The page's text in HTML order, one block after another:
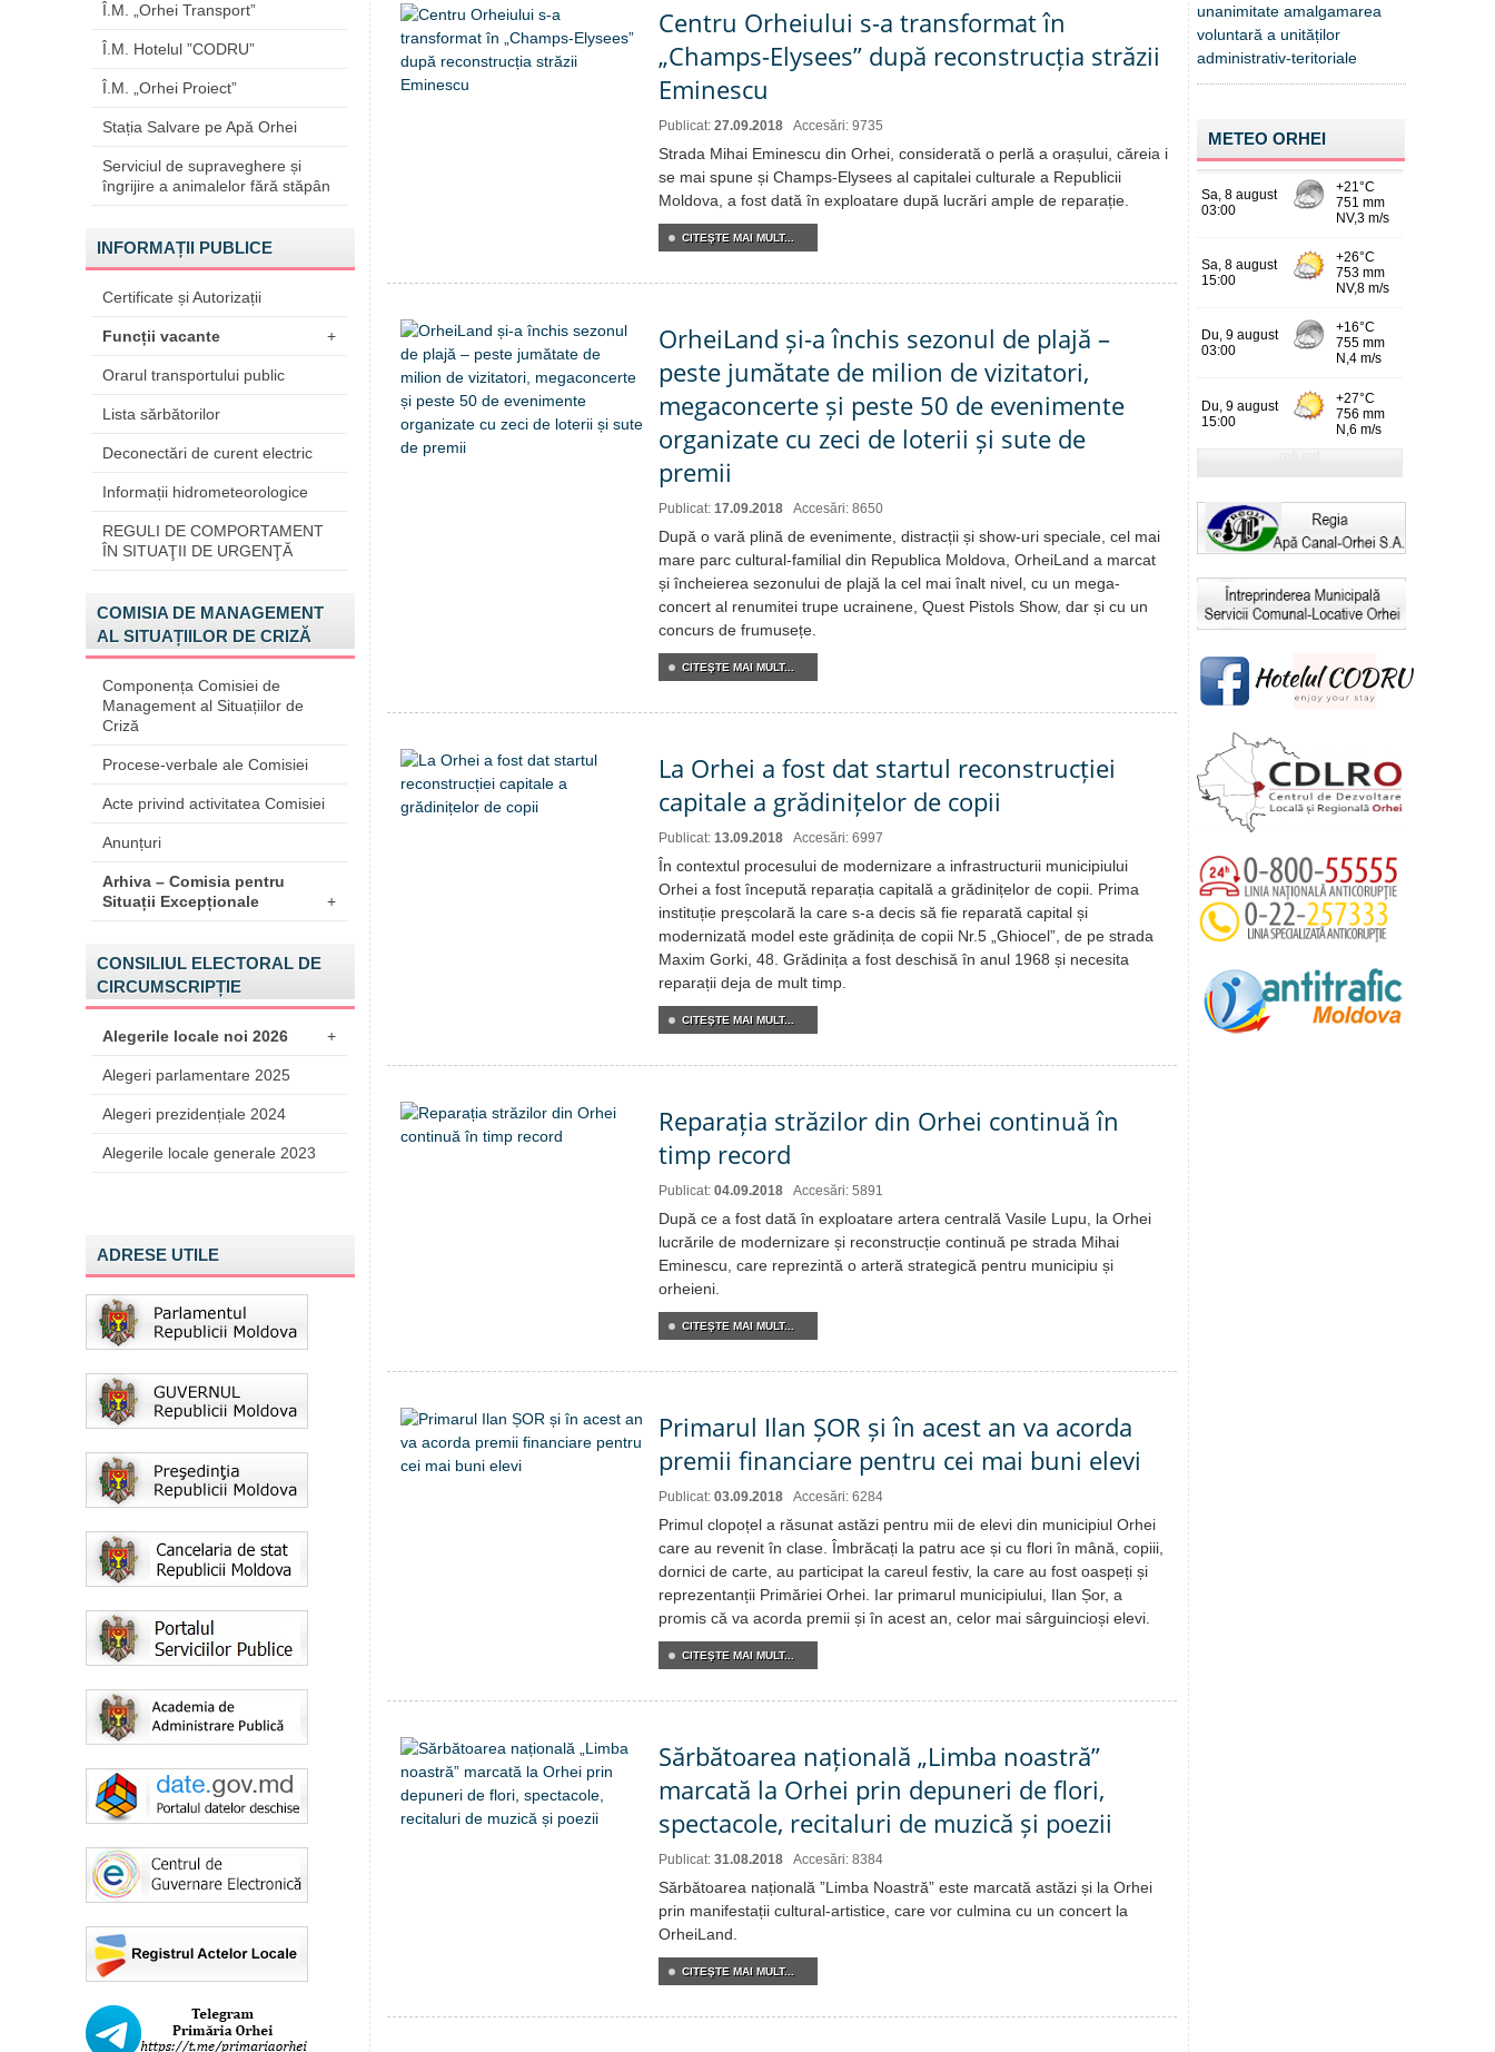
Î.M. „Orhei Transport”
Î.M. Hotelul ”CODRU”
Î.M. „Orhei Proiect”
Stația Salvare pe Apă Orhei
Serviciul de supraveghere și
îngrijire a animalelor fără stăpân
INFORMAȚII PUBLICE
Certificate și Autorizații
Funcții vacante +
Orarul transportului public
Lista sărbătorilor
Deconectări de curent electric
Informații hidrometeorologice
REGULI DE COMPORTAMENT
ÎN SITUAŢII DE URGENŢĂ
COMISIA DE MANAGEMENT
AL SITUAȚIILOR DE CRIZĂ
Componența Comisiei de
Management al Situațiilor de
Criză
Procese-verbale ale Comisiei
Acte privind activitatea Comisiei
Anunțuri
Arhiva – Comisia pentru
Situații Excepționale
+
CONSILIUL ELECTORAL DE
CIRCUMSCRIPȚIE
Alegerile locale noi 2026 +
Alegeri parlamentare 2025
Alegeri prezidențiale 2024
Alegerile locale generale 2023
ADRESE UTILE
Centru Orheiului s-a transformat în
„Champs-Elysees” după reconstrucția străzii
Eminescu
Publicat: 27.09.2018 Accesări: 9735
Strada Mihai Eminescu din Orhei, considerată o perlă a orașului, căreia i
se mai spune și Champs-Elysees al capitalei culturale a Republicii
Moldova, a fost dată în exploatare după lucrări ample de reparație.
CITEŞTE MAI MULT...
OrheiLand și-a închis sezonul de plajă –
peste jumătate de milion de vizitatori,
megaconcerte și peste 50 de evenimente
organizate cu zeci de loterii și sute de
premii
Publicat: 17.09.2018 Accesări: 8650
După o vară plină de evenimente, distracții și show-uri speciale, cel mai
mare parc cultural-familial din Republica Moldova, OrheiLand a marcat
și încheierea sezonului de plajă la cel mai înalt nivel, cu un mega-
concert al renumitei trupe ucrainene, Quest Pistols Show, dar și cu un
concurs de frumusețe.
CITEŞTE MAI MULT...
La Orhei a fost dat startul reconstrucției
capitale a grădinițelor de copii
Publicat: 13.09.2018 Accesări: 6997
În contextul procesului de modernizare a infrastructurii municipiului
Orhei a fost începută reparația capitală a grădinițelor de copii. Prima
instituție preșcolară la care s-a decis să fie reparată capital și
modernizată model este grădinița de copii Nr.5 „Ghiocel”, de pe strada
Maxim Gorki, 48. Grădinița a fost deschisă în anul 1968 și necesita
reparații deja de mult timp.
CITEŞTE MAI MULT...
Reparația străzilor din Orhei continuă în
timp record
Publicat: 04.09.2018 Accesări: 5891
După ce a fost dată în exploatare artera centrală Vasile Lupu, la Orhei
lucrările de modernizare și reconstrucție continuă pe strada Mihai
Eminescu, care reprezintă o arteră strategică pentru municipiu și
orheieni.
CITEŞTE MAI MULT...
Primarul Ilan ȘOR și în acest an va acorda
premii financiare pentru cei mai buni elevi
Publicat: 03.09.2018 Accesări: 6284
Primul clopoțel a răsunat astăzi pentru mii de elevi din municipiul Orhei
care au revenit în clase. Îmbrăcați la patru ace și cu flori în mână, copiii,
dornici de carte, au participat la careul festiv, la care au fost oaspeți și
reprezentanții Primăriei Orhei. Iar primarul municipiului, Ilan Șor, a
promis că va acorda premii și în acest an, celor mai sârguincioși elevi.
CITEŞTE MAI MULT...
Sărbătoarea națională „Limba noastră”
marcată la Orhei prin depuneri de flori,
spectacole, recitaluri de muzică și poezii
Publicat: 31.08.2018 Accesări: 8384
Sărbătoarea națională ”Limba Noastră” este marcată astăzi și la Orhei
prin manifestații cultural-artistice, care vor culmina cu un concert la
OrheiLand.
CITEŞTE MAI MULT...
unanimitate amalgamarea
voluntară a unităților
administrativ-teritoriale
METEO ORHEI